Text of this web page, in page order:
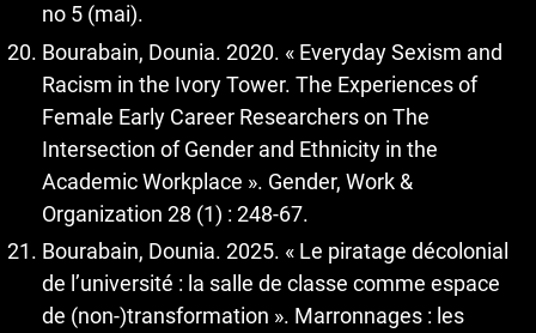
no 5 (mai).
Bourabain, Dounia. 2020. « Everyday Sexism and
Racism in the Ivory Tower. The Experiences of
Female Early Career Researchers on The
Intersection of Gender and Ethnicity in the
Academic Workplace ». Gender, Work &
Organization 28 (1) : 248‑67.
Bourabain, Dounia. 2025. « Le piratage décolonial
de l’université : la salle de classe comme espace
de (non-)transformation ». Marronnages : les